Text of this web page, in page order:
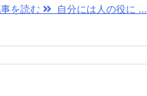
を読む 自分には人の役に ...